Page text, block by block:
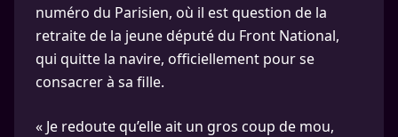
numéro du Parisien, où il est question de la
retraite de la jeune député du Front National,
qui quitte la navire, officiellement pour se
consacrer à sa fille.
« Je redoute qu’elle ait un gros coup de mou,